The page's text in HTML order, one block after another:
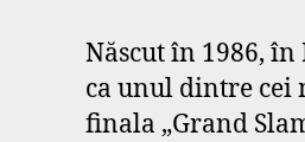
Născut în 1986,
ca unul dintre cei
finala „Grand